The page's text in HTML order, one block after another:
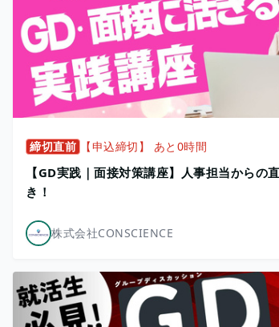
締切直前 【申込締切】 あと0時間
【GD実践｜面接対策講座】人事担当からの
き！
株式会社CONSCIENCE